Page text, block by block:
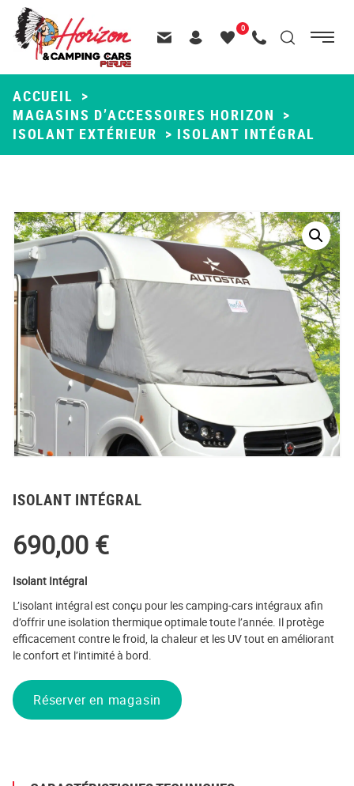
Passer
contenu
Menu
principal
Menu
Recherche
0
ACCUEIL >
MAGASINS D’ACCESSOIRES HORIZON >
ISOLANT EXTÉRIEUR > ISOLANT INTÉGRAL
ISOLANT INTÉGRAL
690,00 €
Isolant Intégral
L’isolant intégral est conçu pour les camping-cars intégraux afin
d’offrir une isolation thermique optimale toute l’année. Il protège
efficacement contre le froid, la chaleur et les UV tout en améliorant
le confort et l’intimité à bord.
Réserver en magasin